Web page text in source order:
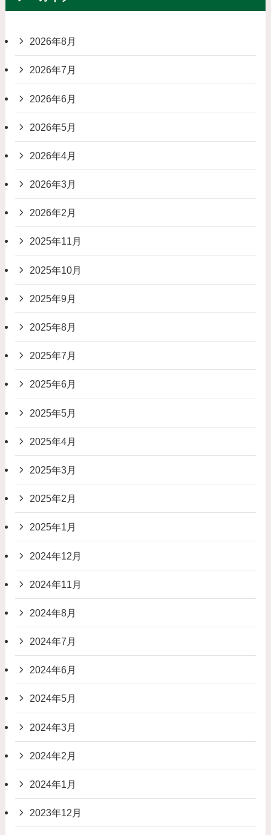
2026年8月
2026年7月
2026年6月
2026年5月
2026年4月
2026年3月
2026年2月
2025年11月
2025年10月
2025年9月
2025年8月
2025年7月
2025年6月
2025年5月
2025年4月
2025年3月
2025年2月
2025年1月
2024年12月
2024年11月
2024年8月
2024年7月
2024年6月
2024年5月
2024年3月
2024年2月
2024年1月
2023年12月